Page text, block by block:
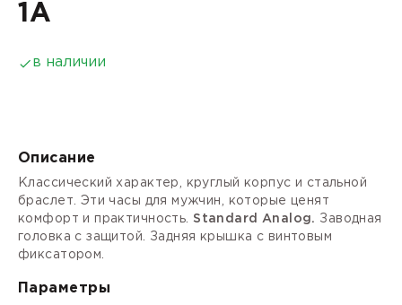
1A
в наличии
Описание
Классический характер, круглый корпус и стальной
браслет. Эти часы для мужчин, которые ценят
комфорт и практичность.Standard Analog. Заводная
головка с защитой. Задняя крышка с винтовым
фиксатором.
Параметры